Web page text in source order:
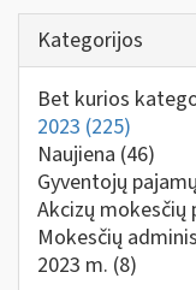
Kategorijos
Bet kurios
2023 (225)
Naujiena (46)
Gyventojų
Akcizų mokesčių
Mokesčių
2023 m. (8)